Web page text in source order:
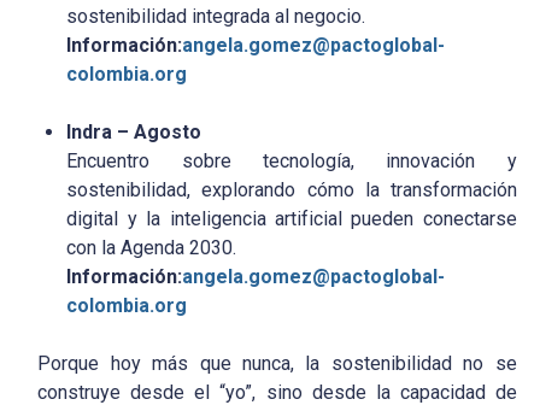
sostenibilidad integrada al negocio.
Información:angela.gomez@pactoglobal-
colombia.org
Indra – Agosto
Encuentro sobre tecnología, innovación y
sostenibilidad, explorando cómo la transformación
digital y la inteligencia artificial pueden conectarse
con la Agenda 2030.
Información:angela.gomez@pactoglobal-
colombia.org
Porque hoy más que nunca, la sostenibilidad no se
construye desde el “yo”, sino desde la capacidad de